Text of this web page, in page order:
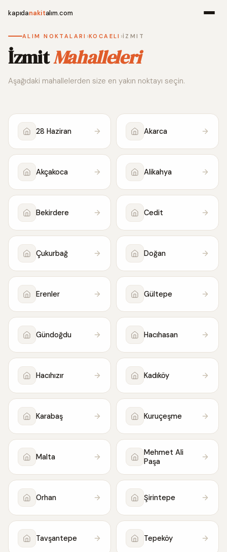
kapıdanakitalım.com
Alım
ALIM NOKTALARI ›KOCAELI ›İZMIT
İzmitMahalleleri
Aşağıdaki mahallelerden size en yakın noktayı seçin.
28 Haziran Akarca
Akçakoca Alikahya
Bekirdere Cedit
Çukurbağ Doğan
Erenler Gültepe
Gündoğdu Hacıhasan
Hacıhızır Kadıköy
Karabaş Kuruçeşme
Malta
Mehmet Ali
Paşa
Orhan Şirintepe
Tavşantepe Tepeköy